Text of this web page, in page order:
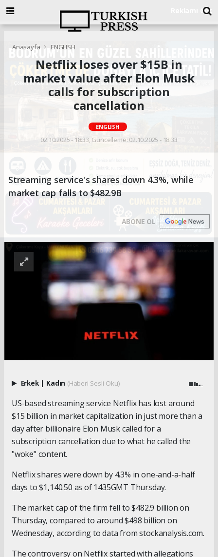
Anasayfa ENGLISH
Netflix loses over $15B in
market value after Elon Musk
calls for subscription
cancellation
ENGLISH
02.10.2025 - 18:33, Güncelleme: 02.10.2025 - 18:33
Streaming service's shares down 4.3%, while
market cap falls to $482.9B
ABONE OL
Erkek | Kadın (Haberi Sesli Oku)
US-based streaming service Netflix has lost around
$15 billion in market capitalization in just more than a
day after billionaire Elon Musk called for a
subscription cancellation due to what he called the
"woke" content.
Netflix shares were down by 4.3% in one-and-a-half
days to $1,140.50 as of 1435GMT Thursday.
The market cap of the firm fell to $482.9 billion on
Thursday, compared to around $498 billion on
Wednesday, according to data from stockanalysis.com.
The controversy on Netflix started with allegations